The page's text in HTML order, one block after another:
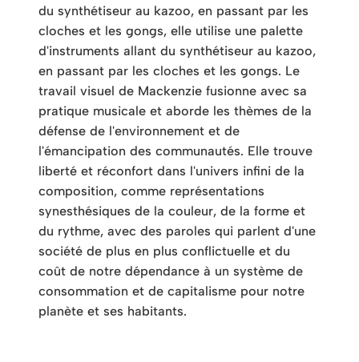
du synthétiseur au kazoo, en passant par les
cloches et les gongs, elle utilise une palette
d'instruments allant du synthétiseur au kazoo,
en passant par les cloches et les gongs. Le
travail visuel de Mackenzie fusionne avec sa
pratique musicale et aborde les thèmes de la
défense de l'environnement et de
l'émancipation des communautés. Elle trouve
liberté et réconfort dans l'univers infini de la
composition, comme représentations
synesthésiques de la couleur, de la forme et
du rythme, avec des paroles qui parlent d'une
société de plus en plus conflictuelle et du
coût de notre dépendance à un système de
consommation et de capitalisme pour notre
planète et ses habitants.